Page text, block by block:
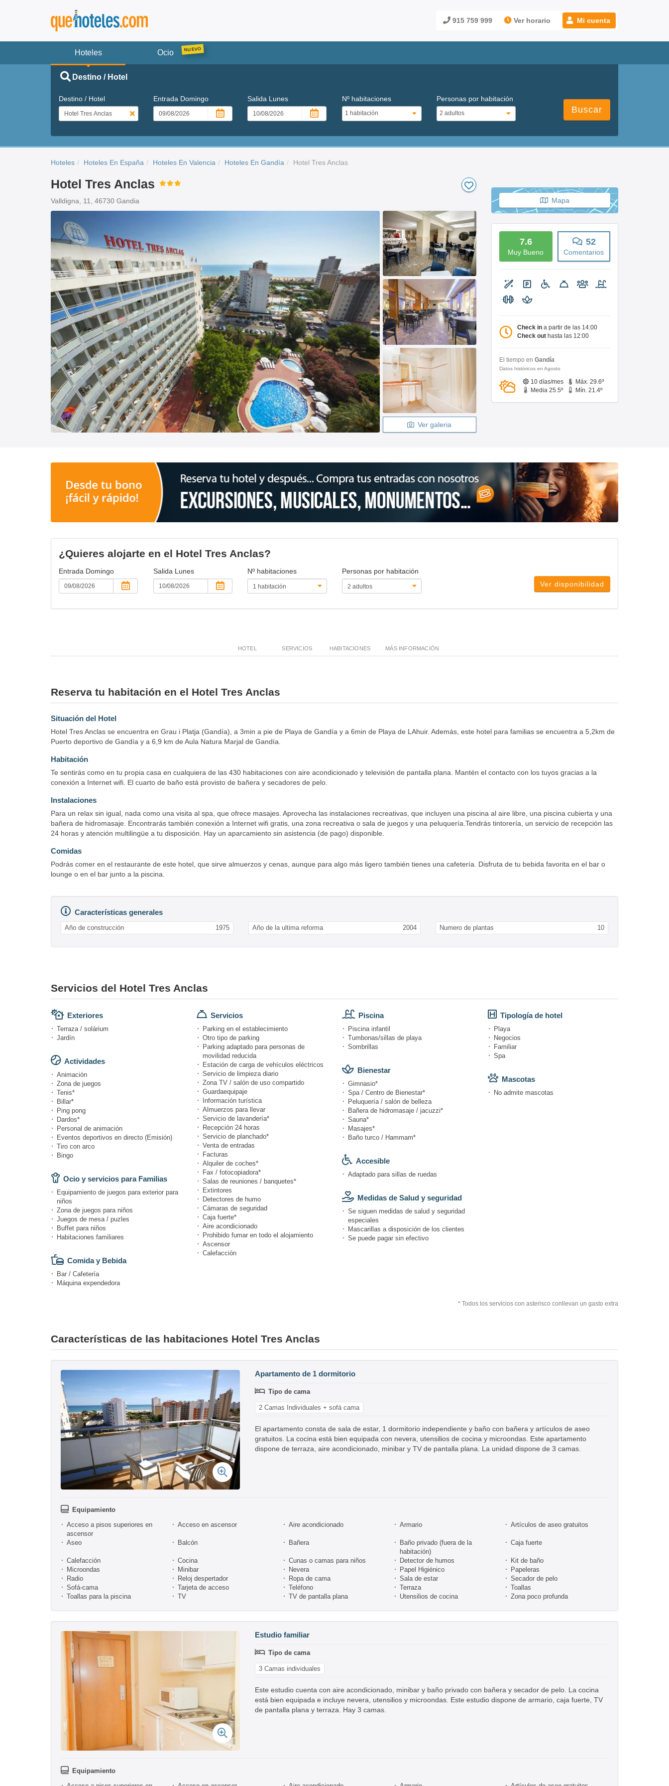
915 759 999 Ver horario Mi cuenta
Hoteles Ocio
Destino / Hotel
Destino / Hotel Entrada Domingo Salida Lunes Nº habitaciones Personas por habitación
Buscar
Hoteles Hoteles En España Hoteles En Valencia Hoteles En Gandía Hotel Tres Anclas
Hotel Tres Anclas
Valldigna, 11, 46730 Gandia
Ver galeria
Mapa
7.6
Muy Bueno
52
Comentarios
Check in a partir de las 14:00
Check out hasta las 12:00
El tiempo en Gandía
Datos históricos en Agosto
10 días/mes
Máx. 29.6º
Media 25.5º
Mín. 21.4º
¿Quieres alojarte en el Hotel Tres Anclas?
Entrada Domingo Salida Lunes Nº habitaciones
Personas por habitación
Ver disponibilidad
HOTEL SERVICIOS HABITACIONES MÁS INFORMACIÓN
Reserva tu habitación en el Hotel Tres Anclas
Situación del Hotel
Hotel Tres Anclas se encuentra en Grau i Platja (Gandía), a 3min a pie de Playa de Gandía y a 6min de Playa de LAhuir. Además, este hotel para familias se encuentra a 5,2km de
Puerto deportivo de Gandía y a 6,9 km de Aula Natura Marjal de Gandía.
Habitación
Te sentirás como en tu propia casa en cualquiera de las 430 habitaciones con aire acondicionado y televisión de pantalla plana. Mantén el contacto con los tuyos gracias a la
conexión a Internet wifi. El cuarto de baño está provisto de bañera y secadores de pelo.
Instalaciones
Para un relax sin igual, nada como una visita al spa, que ofrece masajes. Aprovecha las instalaciones recreativas, que incluyen una piscina al aire libre, una piscina cubierta y una
bañera de hidromasaje. Encontrarás también conexión a Internet wifi gratis, una zona recreativa o sala de juegos y una peluquería.Tendrás tintorería, un servicio de recepción las
24 horas y atención multilingüe a tu disposición. Hay un aparcamiento sin asistencia (de pago) disponible.
Comidas
Podrás comer en el restaurante de este hotel, que sirve almuerzos y cenas, aunque para algo más ligero también tienes una cafetería. Disfruta de tu bebida favorita en el bar o
lounge o en el bar junto a la piscina.
Características generales
Año de construcción 1975 Año de la ultima reforma 2004 Numero de plantas 10
Servicios del Hotel Tres Anclas
Exteriores
Terraza / solárium
Jardín
Actividades
Animación
Zona de juegos
Tenis*
Billar*
Ping pong
Dardos*
Personal de animación
Eventos deportivos en directo (Emisión)
Tiro con arco
Bingo
Ocio y servicios para Familias
Equipamiento de juegos para exterior para
niños
Zona de juegos para niños
Juegos de mesa / puzles
Buffet para niños
Habitaciones familiares
Comida y Bebida
Bar / Cafetería
Máquina expendedora
Servicios
Parking en el establecimiento
Otro tipo de parking
Parking adaptado para personas de
movilidad reducida
Estación de carga de vehículos eléctricos
Servicio de limpieza diario
Zona TV / salón de uso compartido
Guardaequipaje
Información turística
Almuerzos para llevar
Servicio de lavandería*
Recepción 24 horas
Servicio de planchado*
Venta de entradas
Facturas
Alquiler de coches*
Fax / fotocopiadora*
Salas de reuniones / banquetes*
Extintores
Detectores de humo
Cámaras de seguridad
Caja fuerte*
Aire acondicionado
Prohibido fumar en todo el alojamiento
Ascensor
Calefacción
Piscina
Piscina infantil
Tumbonas/sillas de playa
Sombrillas
Bienestar
Gimnasio*
Spa / Centro de Bienestar*
Peluquería / salón de belleza
Bañera de hidromasaje / jacuzzi*
Sauna*
Masajes*
Baño turco / Hammam*
Accesible
Adaptado para sillas de ruedas
Medidas de Salud y seguridad
Se siguen medidas de salud y seguridad
especiales
Mascarillas a disposición de los clientes
Se puede pagar sin efectivo
Tipología de hotel
Playa
Negocios
Familiar
Spa
Mascotas
No admite mascotas
* Todos los servicios con asterisco conllevan un gasto extra
Características de las habitaciones Hotel Tres Anclas
Apartamento de 1 dormitorio
Tipo de cama
2 Camas Individuales + sofá cama
El apartamento consta de sala de estar, 1 dormitorio independiente y baño con bañera y artículos de aseo
gratuitos. La cocina está bien equipada con nevera, utensilios de cocina y microondas. Este apartamento
dispone de terraza, aire acondicionado, minibar y TV de pantalla plana. La unidad dispone de 3 camas.
Equipamiento
Acceso a pisos superiores en
ascensor
Acceso en ascensor Aire acondicionado Armario Artículos de aseo gratuitos
Aseo Balcón Bañera
Baño privado (fuera de la
habitación)
Caja fuerte
Calefacción Cocina Cunas o camas para niños Detector de humos
Kit de baño
Microondas
Minibar Nevera Papel Higiénico
Papeleras
Radio
Reloj despertador Ropa de cama Sala de estar
Secador de pelo
Sofá-cama
Tarjeta de acceso Teléfono Terraza
Toallas
Toallas para la piscina
TV TV de pantalla plana Utensilios de cocina Zona poco profunda
Estudio familiar
Tipo de cama
3 Camas individuales
Este estudio cuenta con aire acondicionado, minibar y baño privado con bañera y secador de pelo. La cocina
está bien equipada e incluye nevera, utensilios y microondas. Este estudio dispone de armario, caja fuerte, TV
de pantalla plana y terraza. Hay 3 camas.
Equipamiento